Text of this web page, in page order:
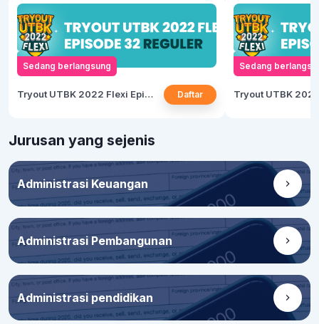
Indonesia.
diresmikan
Universitas
fakultas
Manis,
kampus lain di
Dharmasraya.
Sedang berlangsung
Tryout UTBK 2022 Flexi Episode 32 Daftar
Sedang
Jurusan yang sejenis
Administrasi Keuangan
Administrasi Pembangunan
Administrasi pendidikan